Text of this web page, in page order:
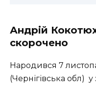
Андрій
скорочено
Народився 7
(Чернігівська обл)